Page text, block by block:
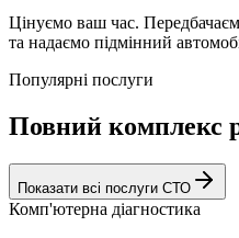
Цінуємо ваш час.
та надаємо підмінний
Популярні послуги
Повний комплекс
Показати всі послуги СТО
Комп'ютерна діагностика